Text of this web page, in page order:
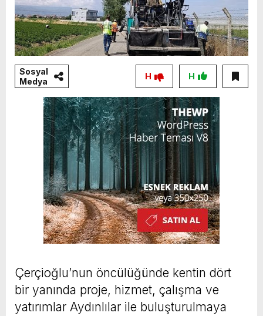
Sosyal
Medya
H
H
Çerçioğlu’nun öncülüğünde kentin dört
bir yanında proje, hizmet, çalışma ve
yatırımlar Aydınlılar ile buluşturulmaya